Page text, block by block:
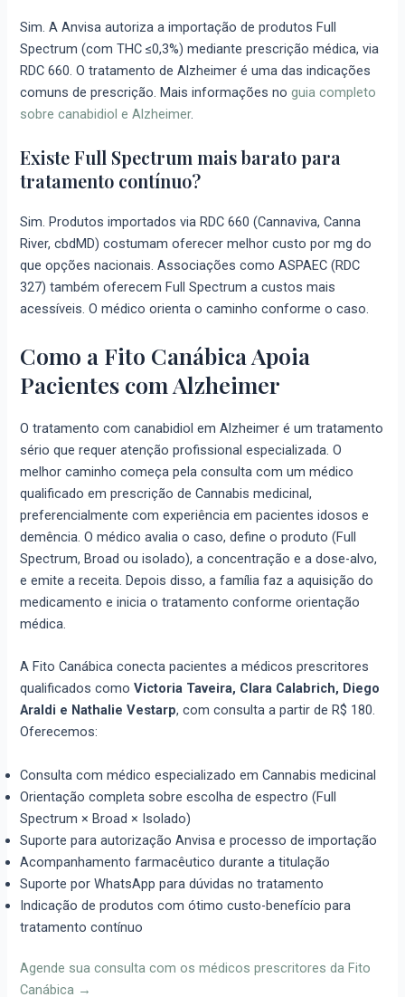
Sim. A Anvisa autoriza a importação de produtos Full
Spectrum (com THC ≤0,3%) mediante prescrição médica, via
RDC 660. O tratamento de Alzheimer é uma das indicações
comuns de prescrição. Mais informações noguia completo
sobre canabidiol e Alzheimer.
Existe Full Spectrum mais barato para
tratamento contínuo?
Sim. Produtos importados via RDC 660 (Cannaviva, Canna
River, cbdMD) costumam oferecer melhor custo por mg do
que opções nacionais. Associações como ASPAEC (RDC
327) também oferecem Full Spectrum a custos mais
acessíveis. O médico orienta o caminho conforme o caso.
Como a Fito Canábica Apoia
Pacientes com Alzheimer
O tratamento com canabidiol em Alzheimer é um tratamento
sério que requer atenção profissional especializada. O
melhor caminho começa pela consulta com um médico
qualificado em prescrição de Cannabis medicinal,
preferencialmente com experiência em pacientes idosos e
demência. O médico avalia o caso, define o produto (Full
Spectrum, Broad ou isolado), a concentração e a dose-alvo,
e emite a receita. Depois disso, a família faz a aquisição do
medicamento e inicia o tratamento conforme orientação
médica.
A Fito Canábica conecta pacientes a médicos prescritores
qualificados comoVictoria Taveira, Clara Calabrich, Diego
Araldi e Nathalie Vestarp, com consulta a partir de R$ 180.
Oferecemos:
Consulta com médico especializado em Cannabis medicinal
Orientação completa sobre escolha de espectro (Full
Spectrum × Broad × Isolado)
Suporte para autorização Anvisa e processo de importação
Acompanhamento farmacêutico durante a titulação
Suporte por WhatsApp para dúvidas no tratamento
Indicação de produtos com ótimo custo-benefício para
tratamento contínuo
Agende sua consulta com os médicos prescritores da Fito
Canábica →